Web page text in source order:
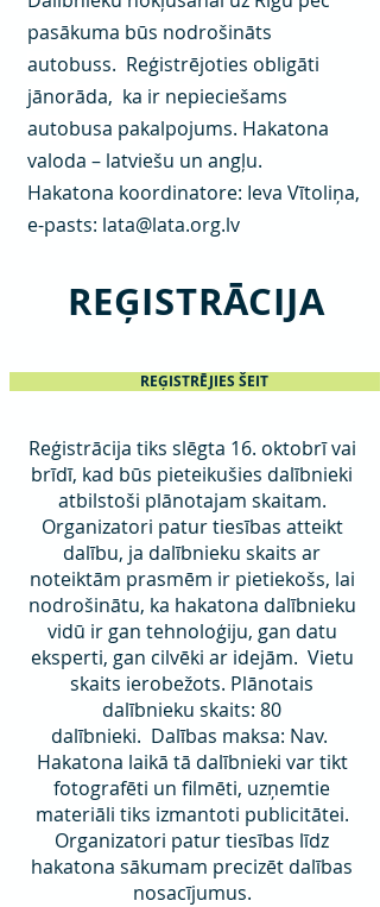
pasākuma būs nodrošināts
autobuss. Reģistrējoties obligāti
jānorāda, ka ir nepieciešams
autobusa pakalpojums. Hakatona
valoda – latviešu un angļu.
Hakatona koordinatore: Ieva Vītoliņa,
e-pasts: lata@lata.org.lv
REĢISTRĀCIJA
REĢISTRĒJIES ŠEIT
Reģistrācija tiks slēgta 16. oktobrī vai
brīdī, kad būs pieteikušies dalībnieki
atbilstoši plānotajam skaitam.
Organizatori patur tiesības atteikt
dalību, ja dalībnieku skaits ar
noteiktām prasmēm ir pietiekošs, lai
nodrošinātu, ka hakatona dalībnieku
vidū ir gan tehnoloģiju, gan datu
eksperti, gan cilvēki ar idejām. Vietu
skaits ierobežots. Plānotais
dalībnieku skaits: 80
dalībnieki. Dalības maksa: Nav.
Hakatona laikā tā dalībnieki var tikt
fotografēti un filmēti, uzņemtie
materiāli tiks izmantoti publicitātei.
Organizatori patur tiesības līdz
hakatona sākumam precizēt dalības
nosacījumus.